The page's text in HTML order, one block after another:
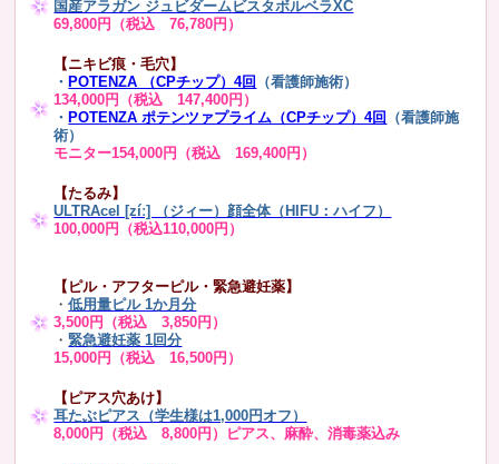
国産アラガン ジュビダームビスタボルベラXC
69,800円（税込 76,780円）
【ニキビ痕・毛穴】
・ POTENZA （CPチップ）4回
（看護師施術）
134,000円（税込 147,400円）
・ POTENZA ポテンツァプライム（CPチップ）4回
（看護師施
術）
モニター154,000円（税込 169,400円）
【たるみ】
ULTRAcel [zíː] （ジィー）顔全体（HIFU：ハイフ）
100,000円（税込110,000円）
【ピル・アフターピル・緊急避妊薬】
・低用量ピル 1か月分
3,500円（税込 3,850円）
・緊急避妊薬 1回分
15,000円（税込 16,500円）
【ピアス穴あけ】
耳たぶピアス（学生様は1,000円オフ）
8,000円（税込 8,800円）ピアス、麻酔、消毒薬込み